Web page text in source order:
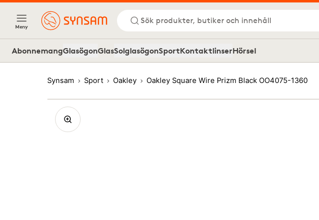
Meny
Sök produkter, butiker och innehåll
AbonnemangGlasögonGlasSolglasögonSportKontaktlinserHörsel
Synsam Sport Oakley Oakley Square Wire Prizm Black OO4075-1360